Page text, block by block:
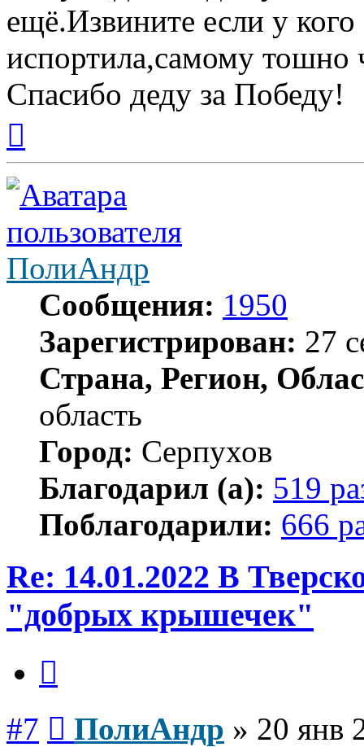
ещё.Извините если у
испортила,самому тошно
Спасибо деду за Победу!
началу
ПолиАндр
Сообщения: 1950
Зарегистрирован: 27
Страна, Регион,
область
Город: Серпухов
Благодарил (а): 519
Поблагодарили: 666
Re: 14.01.2022 В
"добрых крышечек"
#7 ПолиАндр » 20 янв